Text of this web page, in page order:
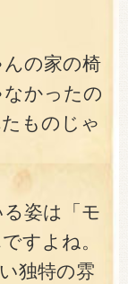
の家の椅
かったの
ものじゃ
姿は「モ
すよね。
独特の雰